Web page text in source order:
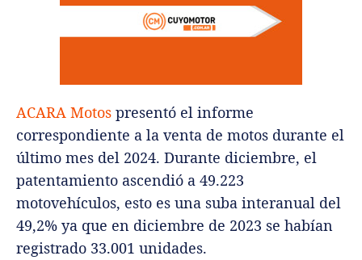
ACARA Motos presentó el informe
correspondiente a la venta de motos durante el
último mes del 2024. Durante diciembre, el
patentamiento ascendió a 49.223
motovehículos, esto es una suba interanual del
49,2% ya que en diciembre de 2023 se habían
registrado 33.001 unidades.